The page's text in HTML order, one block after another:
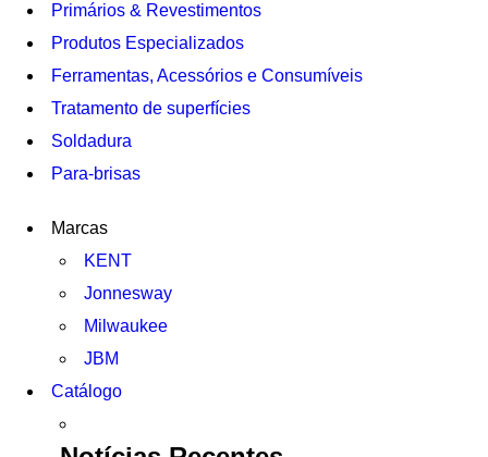
Primários & Revestimentos
Produtos Especializados
Ferramentas, Acessórios e Consumíveis
Tratamento de superfícies
Soldadura
Para-brisas
Marcas
KENT
Jonnesway
Milwaukee
JBM
Catálogo